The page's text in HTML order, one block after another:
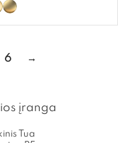
6 →
įranga
Tualetas